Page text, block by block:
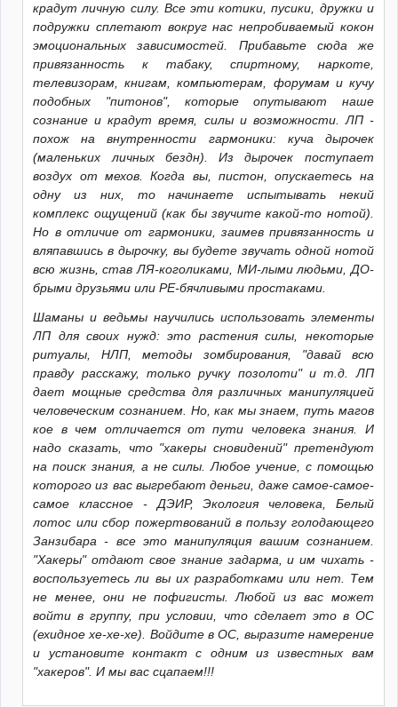
крадут личную силу. Все эти котики, пусики, дружки и
подружки сплетают вокруг нас непробиваемый кокон
эмоциональных зависимостей. Прибавьте сюда же
привязанность к табаку, спиртному, наркоте,
телевизорам, книгам, компьютерам, форумам и кучу
подобных "питонов", которые опутывают наше
сознание и крадут время, силы и возможности. ЛП -
похож на внутренности гармоники: куча дырочек
(маленьких личных бездн). Из дырочек поступает
воздух от мехов. Когда вы, пистон, опускаетесь на
одну из них, то начинаете испытывать некий
комплекс ощущений (как бы звучите какой-то нотой).
Но в отличие от гармоники, заимев привязанность и
вляпавшись в дырочку, вы будете звучать одной нотой
всю жизнь, став ЛЯ-коголиками, МИ-лыми людьми, ДО-
брыми друзьями или РЕ-бячливыми простаками.
Шаманы и ведьмы научились использовать элементы
ЛП для своих нужд: это растения силы, некоторые
ритуалы, НЛП, методы зомбирования, "давай всю
правду расскажу, только ручку позолоти" и т.д. ЛП
дает мощные средства для различных манипуляцией
человеческим сознанием. Но, как мы знаем, путь магов
кое в чем отличается от пути человека знания. И
надо сказать, что "хакеры сновидений" претендуют
на поиск знания, а не силы. Любое учение, с помощью
которого из вас выгребают деньги, даже самое-самое-
самое классное - ДЭИР, Экология человека, Белый
лотос или сбор пожертвований в пользу голодающего
Занзибара - все это манипуляция вашим сознанием.
"Хакеры" отдают свое знание задарма, и им чихать -
воспользуетесь ли вы их разработками или нет. Тем
не менее, они не пофигисты. Любой из вас может
войти в группу, при условии, что сделает это в ОС
(ехидное хе-хе-хе). Войдите в ОС, выразите намерение
и установите контакт с одним из известных вам
"хакеров". И мы вас сцапаем!!!